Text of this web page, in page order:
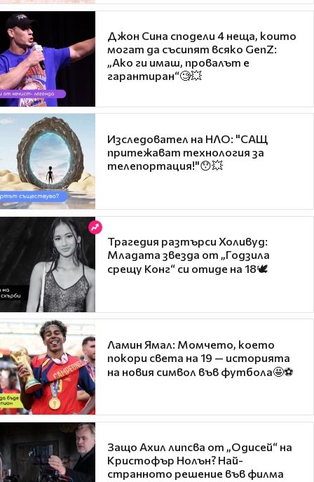
Джон Сина сподели 4 неща, които
могат да съсипят всяко GenZ:
„Ако ги имаш, провалът е
гарантиран“🧐💥
Изследовател на НЛО: "САЩ
притежават технология за
телепортация!"😯💥
Трагедия разтърси Холивуд:
Младата звезда от „Годзила
срещу Конг“ си отиде на 18🕊️
Ламин Ямал: Момчето, което
покори света на 19 — историята
на новия символ във футбола🤩⚽
Защо Ахил липсва от „Одисей“ на
Кристофър Нолън? Най-
странното решение във филма